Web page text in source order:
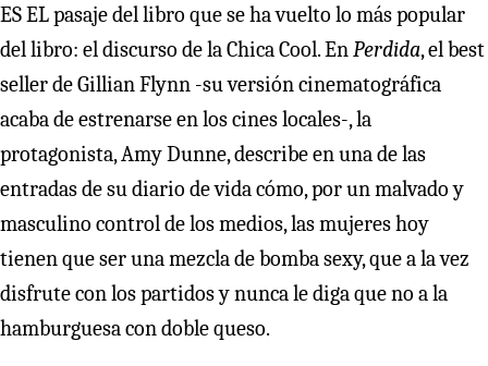
ES ELpasaje del libro que se ha vuelto lo más popular
del libro: el discurso de la Chica Cool. EnPerdida, el best
seller de Gillian Flynn -su versión cinematográfica
acaba de estrenarse en los cines locales-, la
protagonista, Amy Dunne, describe en una de las
entradas de su diario de vida cómo, por un malvado y
masculino control de los medios, las mujeres hoy
tienen que ser una mezcla de bomba sexy, que a la vez
disfrute con los partidos y nunca le diga que no a la
hamburguesa con doble queso.